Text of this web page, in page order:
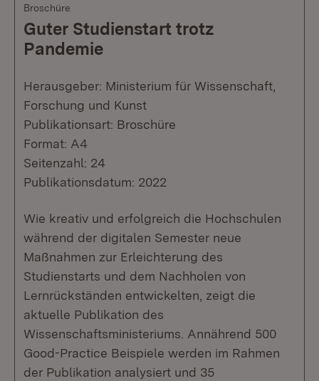
Broschüre
Guter Studienstart trotz
Pandemie
Herausgeber: Ministerium für Wissenschaft,
Forschung und Kunst
Publikationsart: Broschüre
Format: A4
Seitenzahl: 24
Publikationsdatum: 2022
Wie kreativ und erfolgreich die Hochschulen
während der digitalen Semester neue
Maßnahmen zur Erleichterung des
Studienstarts und dem Nachholen von
Lernrückständen entwickelten, zeigt die
aktuelle Publikation des
Wissenschaftsministeriums. Annährend 500
Good-Practice Beispiele werden im Rahmen
der Publikation analysiert und 35